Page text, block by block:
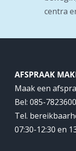
centra
AFSPRAAK
Maak een
Bel: 085-7823600
Tel.
07:30-12:30 en